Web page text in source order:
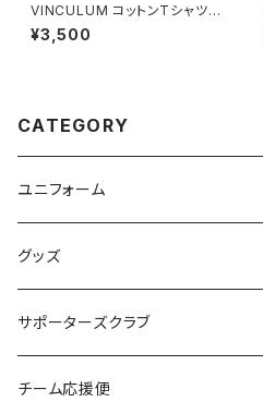
VINCULUM コットンTシャツ
(モスグリーン×ゴールドイエロ
ー)
¥3,500
CATEGORY
ユニフォーム
グッズ
サポーターズクラブ
チーム応援便